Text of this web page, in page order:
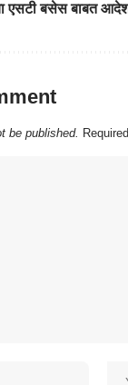
एसटी बसेस बाबत
be published.